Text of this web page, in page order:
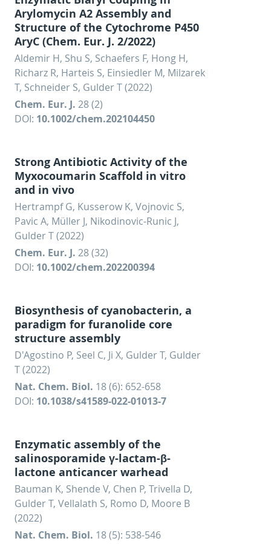
Arylomycin A2 Assembly and
Structure of the Cytochrome P450
AryC (Chem. Eur. J. 2/2022)
Aldemir H, Shu S, Schaefers F, Hong H,
Richarz R, Harteis S, Einsiedler M, Milzarek
T, Schneider S, Gulder T (2022)
Chem. Eur. J. 28 (2)
DOI: 10.1002/chem.202104450
Strong Antibiotic Activity of the
Myxocoumarin Scaffold in vitro
and in vivo
Hertrampf G, Kusserow K, Vojnovic S,
Pavic A, Müller J, Nikodinovic-Runic J,
Gulder T (2022)
Chem. Eur. J. 28 (32)
DOI: 10.1002/chem.202200394
Biosynthesis of cyanobacterin, a
paradigm for furanolide core
structure assembly
D'Agostino P, Seel C, Ji X, Gulder T, Gulder
T (2022)
Nat. Chem. Biol. 18 (6): 652-658
DOI: 10.1038/s41589-022-01013-7
Enzymatic assembly of the
salinosporamide γ-lactam-β-
lactone anticancer warhead
Bauman K, Shende V, Chen P, Trivella D,
Gulder T, Vellalath S, Romo D, Moore B
(2022)
Nat. Chem. Biol. 18 (5): 538-546